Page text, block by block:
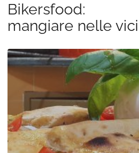
Bikersfood:
mangiare nelle